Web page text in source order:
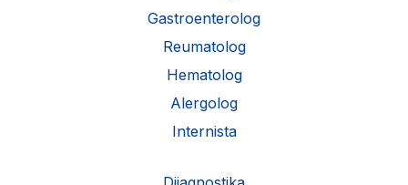
Gastroenterolog
Reumatolog
Hematolog
Alergolog
Internista